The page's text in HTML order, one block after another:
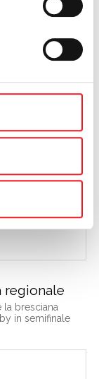
e due secondi
Castel di
regionale
la bresciana
in semifinale